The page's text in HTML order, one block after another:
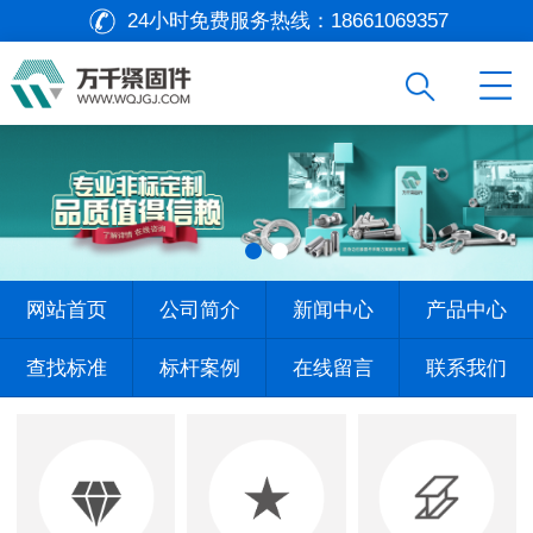
24小时免费服务热线： 18661069357
网站首页 公司简介 新闻中心 产品中心
查找标准 标杆案例 在线留言 联系我们